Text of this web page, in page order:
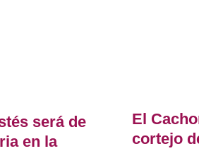
será de
en la
El
cortejo